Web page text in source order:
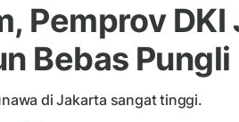
Pemprov DKI
Bebas Pungli
di Jakarta sangat tinggi.